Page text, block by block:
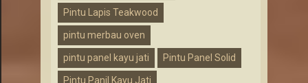
Pintu Lapis Teakwood
pintu merbau oven
pintu panel kayu jati Pintu Panel Solid
Pintu Panil Kayu Jati